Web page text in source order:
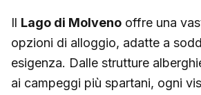
Il Lago di Molveno offre una
opzioni di alloggio, adatte a
esigenza. Dalle strutture
ai campeggi più spartani, ogni